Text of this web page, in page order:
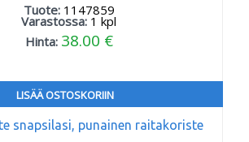
Tuote: 1147859
Varastossa: 1 kpl
Hinta: 38.00 €
LISÄÄ OSTOSKORIIN
snapsilasi, punainen raitakoriste